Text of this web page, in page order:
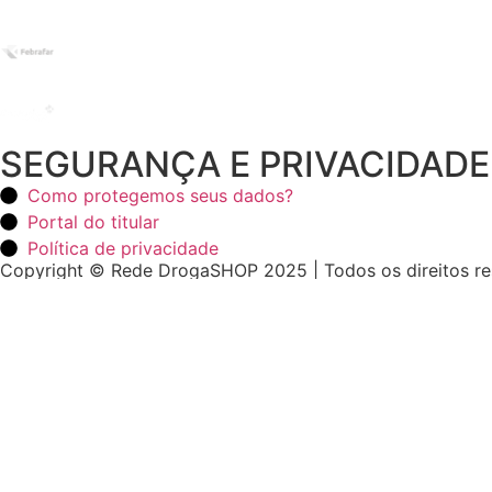
SEGURANÇA E PRIVACIDADE
Como protegemos seus dados?
Portal do titular
Política de privacidade
Copyright © Rede DrogaSHOP 2025 | Todos os direitos